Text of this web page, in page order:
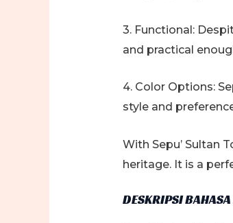
3. Functional:
and practical
4. Color Options:
style and
With Sepu’ Sultan
heritage. It is a
DESKRIPSI